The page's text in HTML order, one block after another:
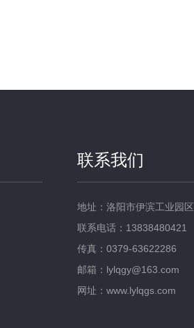
联系我们
地址：洛阳市伊滨工业园区
联系电话：13838480421
传真：0379-63622286
邮箱：lylqgy@163.com
网址：www.lylqgs.com